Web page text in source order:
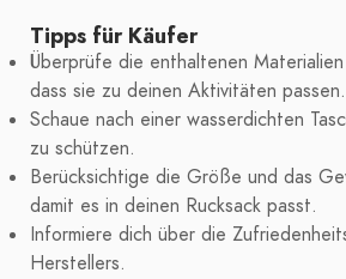
Tipps für Käufer
Überprüfe die enthaltenen
dass sie zu deinen Aktivitäten passen.
Schaue nach einer wasserdichten
zu schützen.
Berücksichtige die Größe und das
damit es in deinen Rucksack passt.
Informiere dich über die
Herstellers.